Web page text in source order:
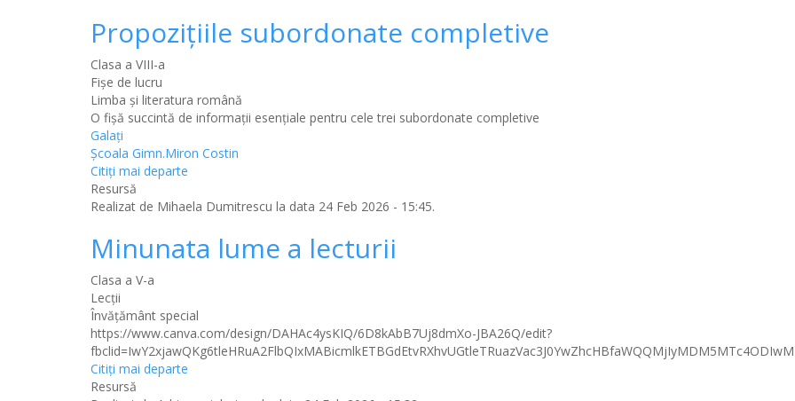
Propoziţiile subordonate completive
Clasa a VIII-a
Fișe de lucru
Limba şi literatura română
O fişă succintă de informaţii esenţiale pentru cele trei subordonate completive
Galaţi
Şcoala Gimn.Miron Costin
Citiţi mai departe
Resursă
Realizat de Mihaela Dumitrescu la data 24 Feb 2026 - 15:45.
Minunata lume a lecturii
Clasa a V-a
Lecții
Învăţământ special
https://www.canva.com/design/DAHAc4ysKIQ/6D8kAbB7Uj8dmXo-JBA26Q/edit?
Citiţi mai departe
Resursă